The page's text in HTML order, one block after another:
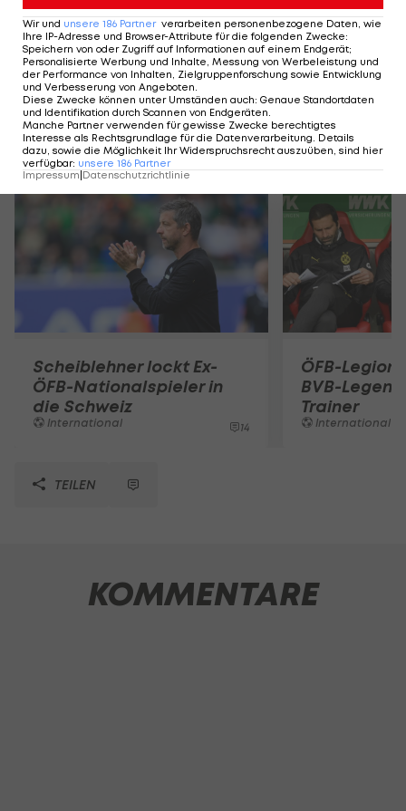
BVB-Legende als Trainer
International
Mehr zum Thema
Scheiblehner lockt Ex-
ÖFB-Nationalspieler in
die Schweiz
International 14
ÖFB-
BVB-
Trainer
International
TEILEN
KOMMENTARE
Wir und unsere 186 Partner verarbeiten personenbezogene Daten, wie
Ihre IP-Adresse und Browser-Attribute für die folgenden Zwecke:
Speichern von oder Zugriff auf Informationen auf einem Endgerät;
Personalisierte Werbung und Inhalte, Messung von Werbeleistung und
der Performance von Inhalten, Zielgruppenforschung sowie Entwicklung
und Verbesserung von Angeboten
Diese Zwecke können unter Umständen auch: Genaue Standortdaten
und Identifikation durch Scannen von Endgeräten
Manche Partner verwenden für gewisse Zwecke berechtigtes
Interesse als Rechtsgrundlage für die Datenverarbeitung. Details
dazu, sowie die Möglichkeit Ihr Widerspruchsrecht auszuüben, sind hier
verfügbar: unsere 186 Partner
Impressum|Datenschutzrichtlinie